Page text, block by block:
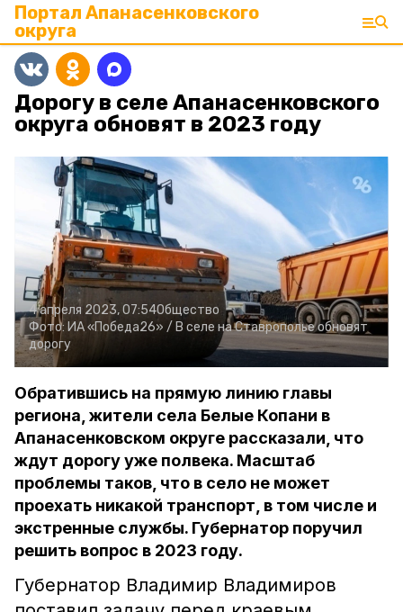
Портал Апанасенковского
округа
Дорогу в селе Апанасенковского
округа обновят в 2023 году
4 апреля 2023, 07:54Общество
Фото: ИА «Победа26» / В селе на Ставрополье обновят
дорогу
Обратившись на прямую линию главы
региона, жители села Белые Копани в
Апанасенковском округе рассказали, что
ждут дорогу уже полвека. Масштаб
проблемы таков, что в село не может
проехать никакой транспорт, в том числе и
экстренные службы. Губернатор поручил
решить вопрос в 2023 году.
Губернатор Владимир Владимиров